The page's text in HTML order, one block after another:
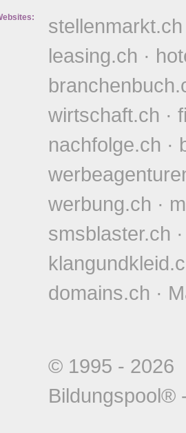
stellenmarkt.ch
leasing.ch ·
wirtschaft.ch ·
nachfolge.ch ·
werbung.ch ·
smsblaster.ch
domains.ch ·
© 1995 -
Bildungspool®